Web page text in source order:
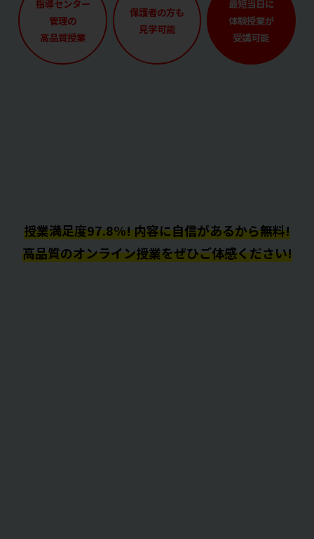
指導センター
管理の
高品質授業
保護者の方も
見学可能
最短当日に
体験授業が
受講可能
授業満足度97.8%! 内容に自信があるから無料!
高品質のオンライン授業をぜひご体感ください!